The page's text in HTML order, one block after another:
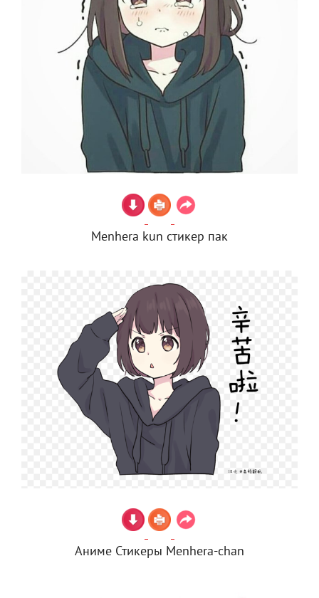
Menhera kun стикер пак
Аниме Стикеры Menhera-chan